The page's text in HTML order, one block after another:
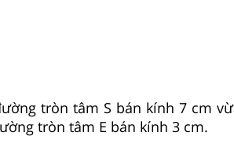
tròn tâm S bán kính 7 cm
tròn tâm E bán kính 3 cm.